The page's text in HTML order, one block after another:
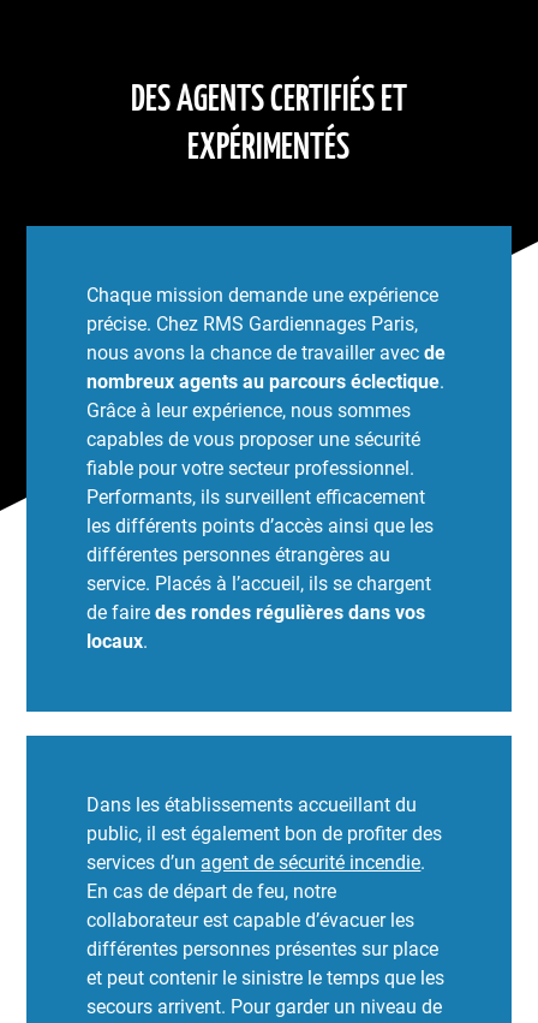
DES AGENTS CERTIFIÉS ET
EXPÉRIMENTÉS
Chaque mission demande une expérience
précise. Chez RMS Gardiennages Paris,
nous avons la chance de travailler avecde
nombreux agents au parcours éclectique.
Grâce à leur expérience, nous sommes
capables de vous proposer une sécurité
fiable pour votre secteur professionnel.
Performants, ils surveillent efficacement
les différents points d’accès ainsi que les
différentes personnes étrangères au
service. Placés à l’accueil, ils se chargent
de fairedes rondes régulières dans vos
locaux.
Dans les établissements accueillant du
public, il est également bon de profiter des
services d’un agent de sécurité incendie.
En cas de départ de feu, notre
collaborateur est capable d’évacuer les
différentes personnes présentes sur place
et peut contenir le sinistre le temps que les
secours arrivent. Pour garder un niveau de